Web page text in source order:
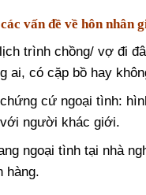
vấn đề về hôn nhân
trình chồng/ vợ đi
ai, có cặp bồ hay
cứ ngoại tình:
người khác giới.
ngoại tình tại nhà
hàng.